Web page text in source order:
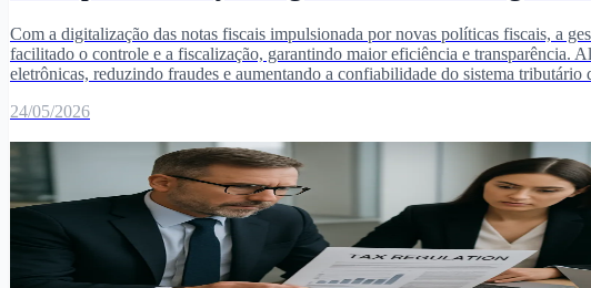
Com a digitalização das notas fiscais impulsionada por novas políticas fiscais, a
facilitado o controle e a fiscalização, garantindo maior eficiência e transparência.
eletrônicas, reduzindo fraudes e aumentando a confiabilidade do sistema tributário
24/05/2026